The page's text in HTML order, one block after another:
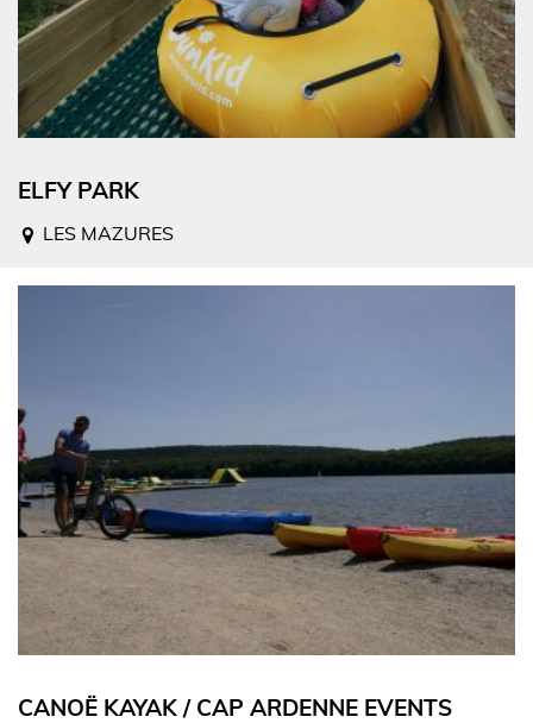
ELFY PARK
LES MAZURES
CANOË KAYAK / CAP ARDENNE EVENTS